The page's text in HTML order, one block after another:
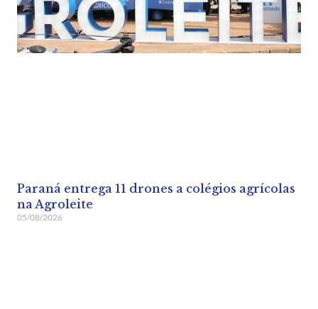
Paraná entrega 11 drones a colégios agrícolas
na Agroleite
05/08/2026